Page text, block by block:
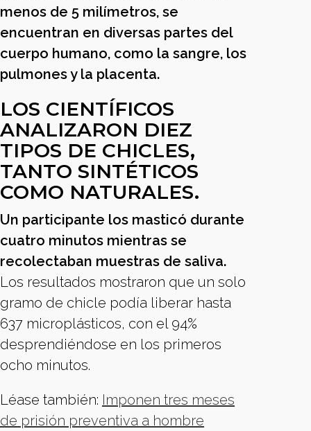
menos de 5 milímetros, se
encuentran en diversas partes del
cuerpo humano, como la sangre, los
pulmones y la placenta.
LOS CIENTÍFICOS
ANALIZARON DIEZ
TIPOS DE CHICLES,
TANTO SINTÉTICOS
COMO NATURALES.
Un participante los masticó durante
cuatro minutos mientras se
recolectaban muestras de saliva.
Los resultados mostraron que un solo
gramo de chicle podía liberar hasta
637 microplásticos, con el 94%
desprendiéndose en los primeros
ocho minutos.
Léase también: Imponen tres meses
de prisión preventiva a hombre